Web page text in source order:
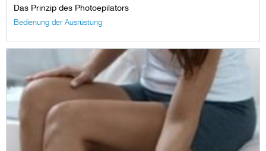
Das Prinzip des Photoepilators
Bedienung der Ausrüstung